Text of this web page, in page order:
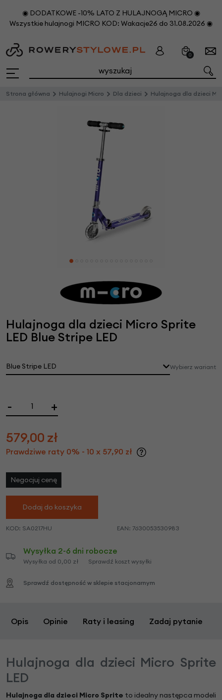
◉ DODATKOWE -10% LATO Z HULAJNOGĄ MICRO ◉
Wszystkie hulajnogi MICRO KOD: Wakacje26 do 31.08.2026 ◉
0
Strona główna Hulajnogi Micro Dla dzieci Hulajnoga dla dzieci Micro Sprite LED Blue Stripe LED
Hulajnoga dla dzieci Micro Sprite
LED Blue Stripe LED
Blue Stripe LED Wybierz wariant
- +
579,00 zł
Prawdziwe raty 0% - 10 x 57,90 zł
Negocjuj cenę
Dodaj do koszyka
KOD: SA0217HU EAN: 7630053530983
Wysyłka 2-6 dni robocze
Wysyłka od 0,00 zł Sprawdź koszt wysyłki
Sprawdź dostępność w sklepie stacjonarnym
Opis Opinie Raty i leasing Zadaj pytanie
Hulajnoga dla dzieci Micro Sprite
LED
Hulajnoga dla dzieci Micro Sprite to idealny następca modeli